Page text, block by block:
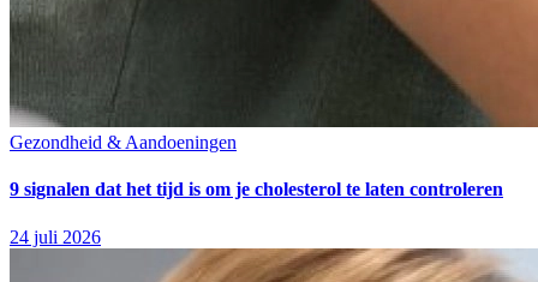
Gezondheid & Aandoeningen
9 signalen dat het tijd is om je cholesterol te laten controleren
24 juli 2026